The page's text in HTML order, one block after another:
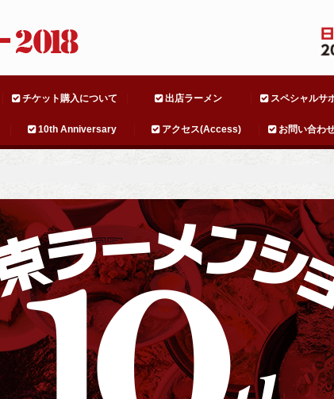
チケット購入について 出店ラーメン スペシャルサ
10th Anniversary アクセス(Access) お問い合わ